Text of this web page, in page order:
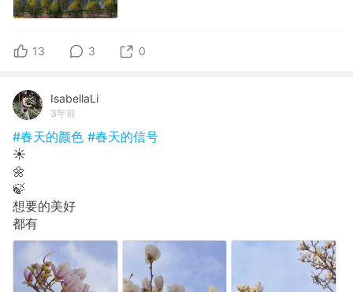
13 3 0
IsabellaLi
3年前
#春天的颜色 #春天的信号
☀️
🌼
🍃
想要的美好
都有